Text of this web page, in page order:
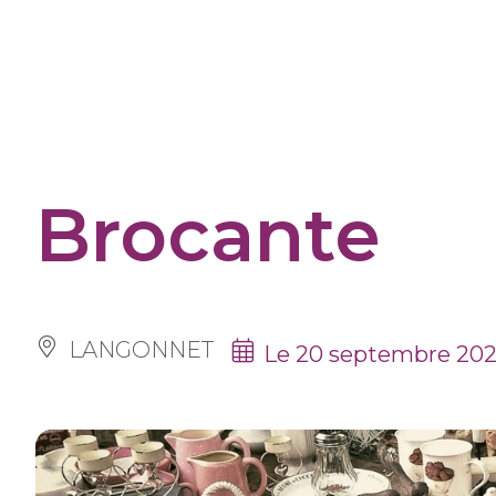
Brocante
LANGONNET Le 20 septembre